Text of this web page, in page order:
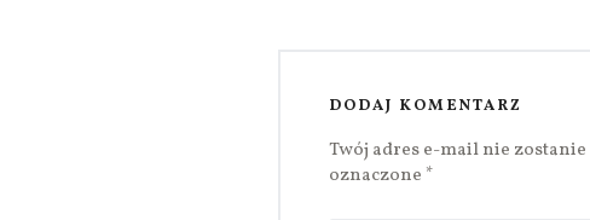
DODAJ KOMENTARZ
Twój adres e-mail nie
oznaczone *